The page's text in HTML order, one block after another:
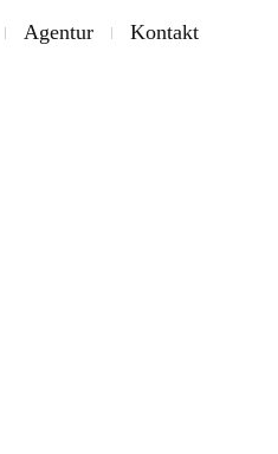
Agentur Kontakt